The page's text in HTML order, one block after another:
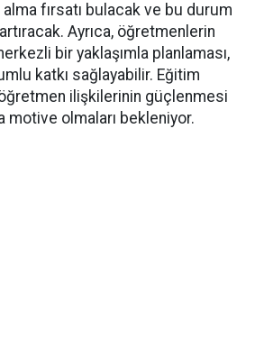
fırsatı bulacak ve bu durum
Ayrıca, öğretmenlerin
bir yaklaşımla planlaması,
katkı sağlayabilir. Eğitim
ilişkilerinin güçlenmesi
motive olmaları bekleniyor.